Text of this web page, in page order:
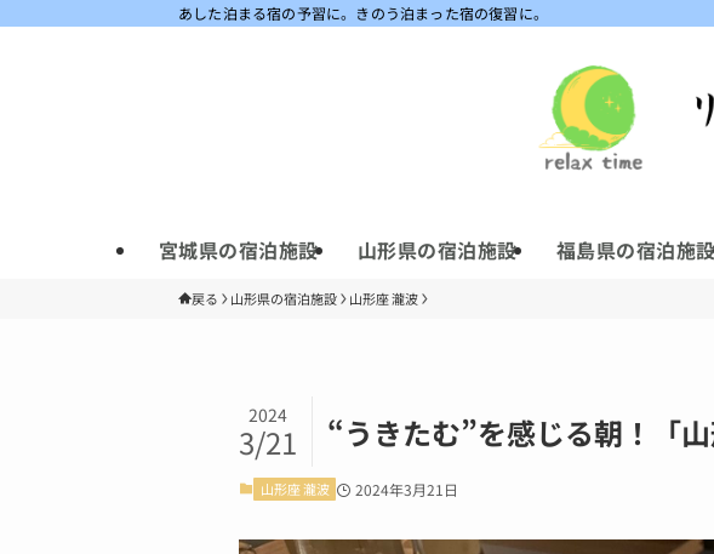
あした泊まる宿の予習に。きのう泊まった宿の復習に。
宮城県の宿泊施設 山形県の宿泊施設 福島県の宿泊施
戻る 山形県の宿泊施設 山形座 瀧波
“うきたむ”を感じる朝！「
2024
3/21
山形座 瀧波 2024年3月21日